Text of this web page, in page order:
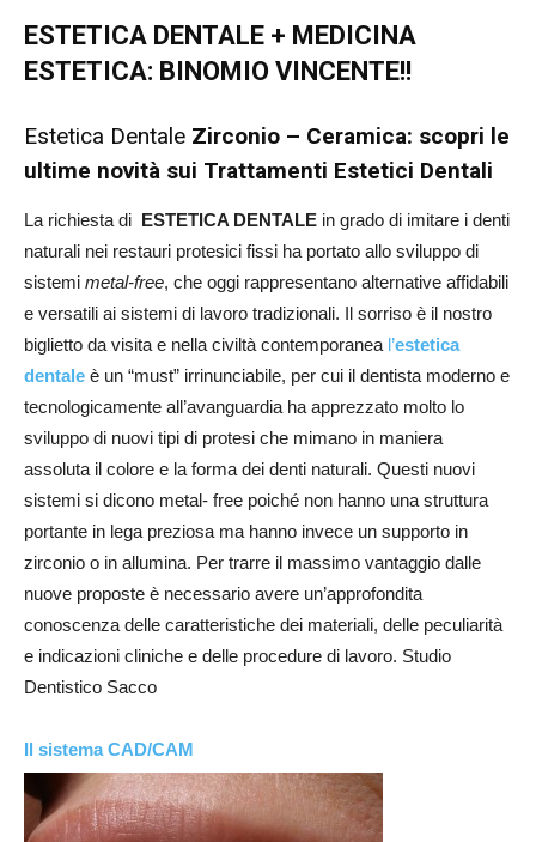
ESTETICA DENTALE + MEDICINA
ESTETICA: BINOMIO VINCENTE!!
Estetica Dentale Zirconio – Ceramica: scopri le
ultime novità sui Trattamenti Estetici Dentali
La richiesta di ESTETICA DENTALE in grado di imitare i denti
naturali nei restauri protesici fissi ha portato allo sviluppo di
sistemi metal-free, che oggi rappresentano alternative affidabili
e versatili ai sistemi di lavoro tradizionali. Il sorriso è il nostro
biglietto da visita e nella civiltà contemporanea l’estetica
dentale è un “must” irrinunciabile, per cui il dentista moderno e
tecnologicamente all’avanguardia ha apprezzato molto lo
sviluppo di nuovi tipi di protesi che mimano in maniera
assoluta il colore e la forma dei denti naturali. Questi nuovi
sistemi si dicono metal- free poiché non hanno una struttura
portante in lega preziosa ma hanno invece un supporto in
zirconio o in allumina. Per trarre il massimo vantaggio dalle
nuove proposte è necessario avere un’approfondita
conoscenza delle caratteristiche dei materiali, delle peculiarità
e indicazioni cliniche e delle procedure di lavoro. Studio
Dentistico Sacco
Il sistema CAD/CAM